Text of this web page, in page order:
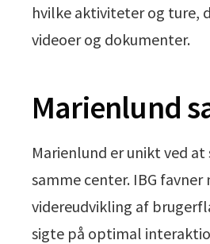
hvilke aktiviteter og ture,
videoer og dokumenter.
Marienlund
Marienlund er unikt ved
samme center. IBG
videreudvikling af
sigte på optimal